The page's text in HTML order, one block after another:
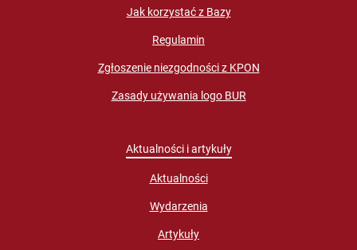
Jak korzystać z Bazy
Regulamin
Zgłoszenie niezgodności z KPON
Zasady używania logo BUR
Aktualności i artykuły
Aktualności
Wydarzenia
Artykuły